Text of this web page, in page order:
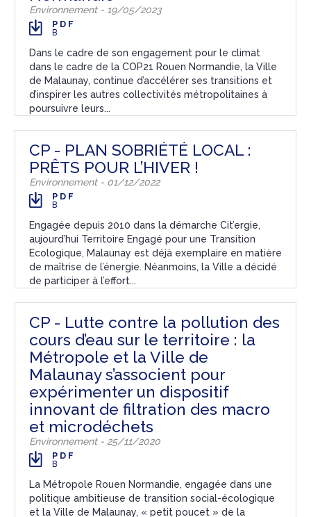
Environnement - 19/05/2023
PDF
B
Dans le cadre de son engagement pour le climat
dans le cadre de la COP21 Rouen Normandie, la Ville
de Malaunay, continue d’accélérer ses transitions et
d’inspirer les autres collectivités métropolitaines à
poursuivre leurs...
CP - PLAN SOBRIÉTÉ LOCAL :
PRÊTS POUR L’HIVER !
Environnement - 01/12/2022
PDF
B
Engagée depuis 2010 dans la démarche Cit’ergie,
aujourd’hui Territoire Engagé pour une Transition
Ecologique, Malaunay est déjà exemplaire en matière
de maîtrise de l’énergie. Néanmoins, la Ville a décidé
de participer à l’effort...
CP - Lutte contre la pollution des
cours d’eau sur le territoire : la
Métropole et la Ville de
Malaunay s’associent pour
expérimenter un dispositif
innovant de filtration des macro
et microdéchets
Environnement - 25/11/2020
PDF
B
La Métropole Rouen Normandie, engagée dans une
politique ambitieuse de transition social-écologique
et la Ville de Malaunay, « petit poucet » de la